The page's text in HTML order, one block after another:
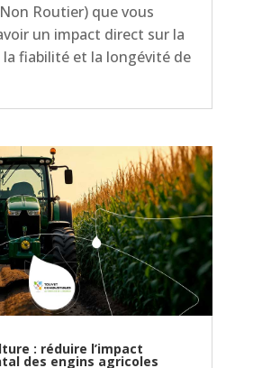
Routier) que vous
un impact direct sur la
fiabilité et la longévité de
: réduire l’impact
des engins agricoles